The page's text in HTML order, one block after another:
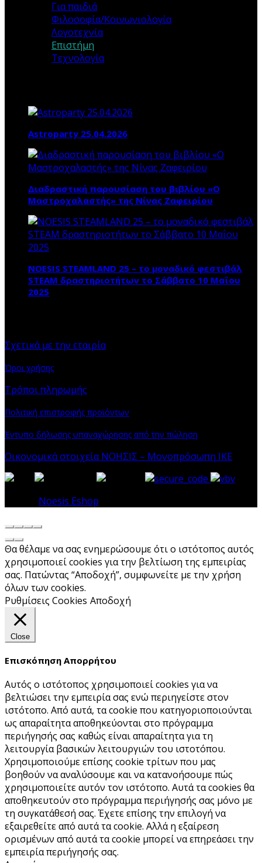
Για παιδιά
Φιλοσοφία/Κοινωνιολογία
Λογοτεχνία
Επιστήμη
Τεχνολογία
Astroparty 25.04.2026
Διαδραστική παρουσίαση του βιβλίου «Ο
Μαστροχαλαστής» της Νίνας Ζαφειρίου
NOESIS STEAMLAND 25 – το μοναδικό φεστιβάλ
STEAM δραστηριοτήτων το Σάββατο 10 Μαΐου
2025
Σχετικά με την εταιρία
Όροι χρήσης
Τρόποι πληρωμής
Πολιτική επιστροφής προϊόντων
Έντυπο δήλωσης υπαναχώρησης από την πώληση
Οικονομικά στοιχεία ΝΟΗΣΙΣ – Μονοπρόσωπη ΙΚΕ
Noesis Eshop
Θα θέλαμε να σας ενημερώσουμε ότι ο ιστότοπος αυτός
χρησιμοποιεί cookies για την βελτίωση της εμπειρίας
σας. Πατώντας “Αποδοχή”, συμφωνείτε με την χρήση
όλων των cookies.
Ρυθμίσεις Cookies Αποδοχή
Close
Επισκόπηση Απορρήτου
Αυτός ο ιστότοπος χρησιμοποιεί cookies για να
βελτιώσει την εμπειρία σας ενώ περιηγείστε στον
ιστότοπο. Από αυτά, τα cookie που κατηγοριοποιούνται
ως απαραίτητα αποθηκεύονται στο πρόγραμμα
περιήγησής σας καθώς είναι απαραίτητα για τη
λειτουργία βασικών λειτουργιών του ιστoτόπου.
Χρησιμοποιούμε επίσης cookie τρίτων που μας
βοηθούν να αναλύσουμε και να κατανοήσουμε πώς
χρησιμοποιείτε αυτόν τον ιστότοπο. Αυτά τα cookies θα
αποθηκευτούν στο πρόγραμμα περιήγησής σας μόνο με
τη συγκατάθεσή σας. Έχετε επίσης την επιλογή να
εξαιρεθείτε από αυτά τα cookie. Αλλά η εξαίρεση
ορισμένων από αυτά τα cookie μπορεί να επηρεάσει την
εμπειρία περιήγησής σας.